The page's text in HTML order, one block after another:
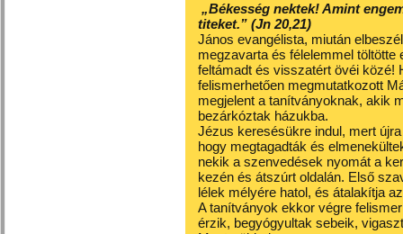
„Békesség nektek! Amint
titeket.” (Jn 20,21)
János evangélista, miután
megzavarta és félelemmel
feltámadt és visszatért övéi közé!
felismerhetően megmutatkozott
megjelent a tanítványoknak, akik
bezárkóztak házukba.
Jézus keresésükre indul, mert
hogy megtagadták és
nekik a szenvedések nyomát a
kezén és átszúrt oldalán. Első
lélek mélyére hatol, és átalakítja
A tanítványok ekkor végre
érzik, begyógyultak sebeik,